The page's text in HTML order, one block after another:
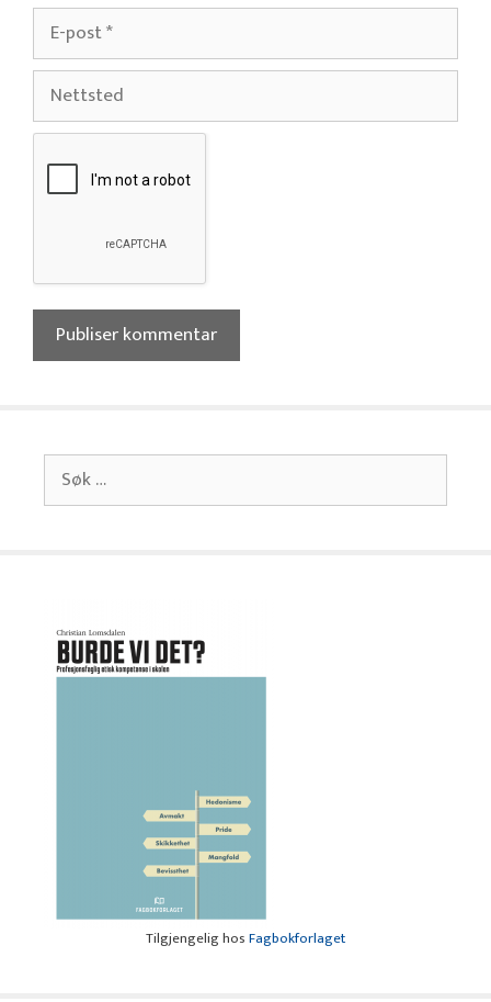
post
Nettsted
Søk
etter:
Tilgjengelig hosFagbokforlaget